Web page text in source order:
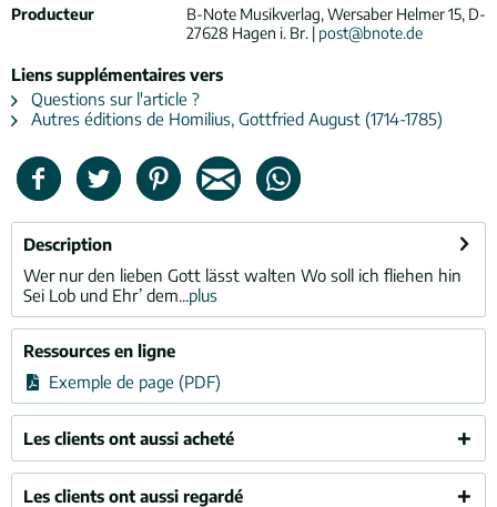
Producteur
B-Note Musikverlag, Wersaber Helmer 15, D-
27628 Hagen i. Br. | post@bnote.de
Liens supplémentaires vers
Questions sur l'article ?
Autres éditions de Homilius, Gottfried August (1714-1785)
Description
Wer nur den lieben Gott lässt walten Wo soll ich fliehen hin
Sei Lob und Ehr’ dem...plus
Ressources en ligne
Exemple de page (PDF)
Les clients ont aussi acheté
Les clients ont aussi regardé